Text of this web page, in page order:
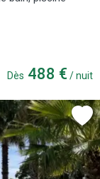
Dès 488 € / nuit